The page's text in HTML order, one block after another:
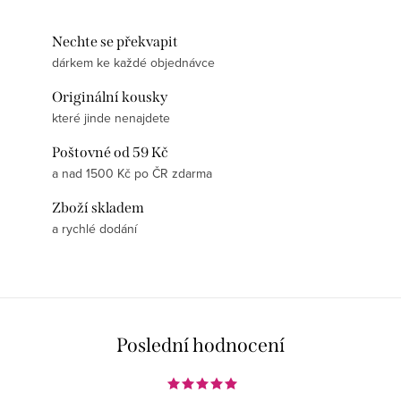
Nechte se překvapit
dárkem ke každé objednávce
Originální kousky
které jinde nenajdete
Poštovné od 59 Kč
a nad 1500 Kč po ČR zdarma
Zboží skladem
a rychlé dodání
Poslední hodnocení